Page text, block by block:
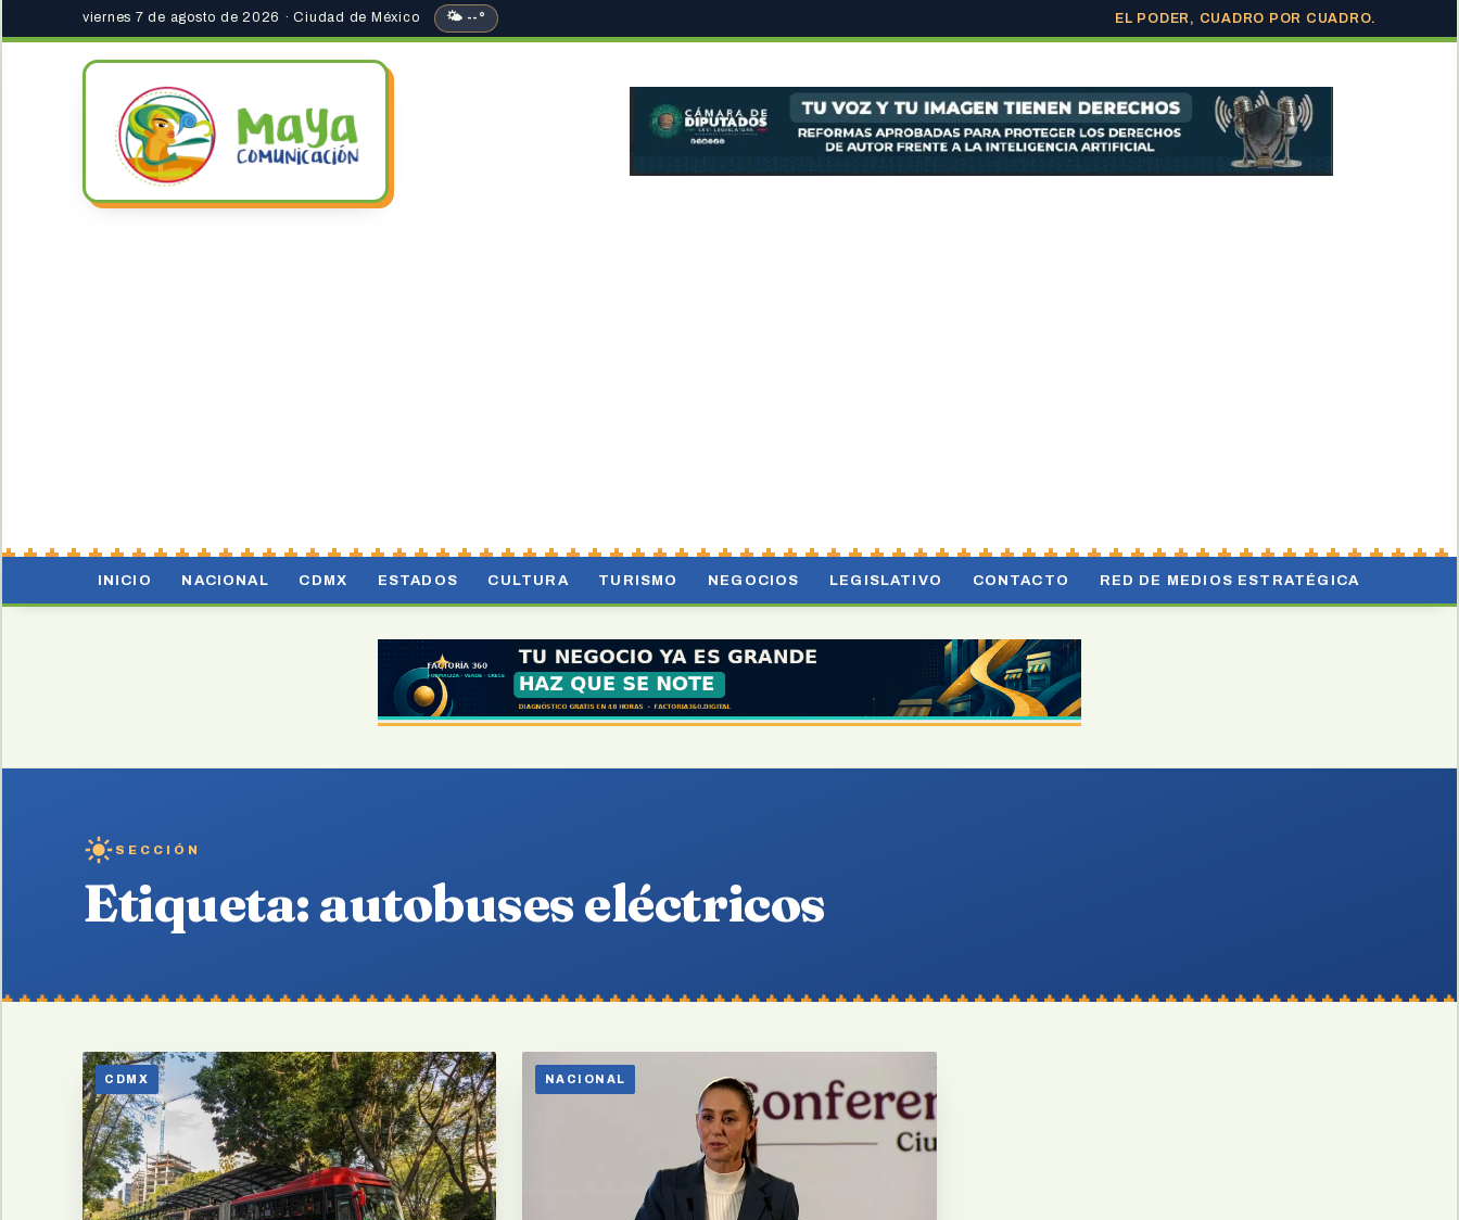
viernes 7 de agosto de 2026 · Ciudad de México 🌤 --° EL PODER, CUADRO POR CUADRO.
INICIO NACIONAL CDMX ESTADOS CULTURA TURISMO NEGOCIOS LEGISLATIVO CONTACTO RED DE MEDIOS ESTRATÉGICA
SECCIÓN
Etiqueta:autobuses eléctricos
CDMX NACIONAL